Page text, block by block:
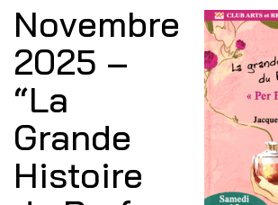
Novembre
2025 –
“La
Grande
Histoire